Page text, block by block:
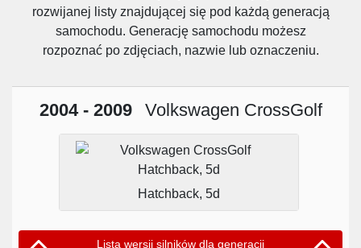
rozwijanej listy znajdującej się pod każdą generacją
samochodu. Generację samochodu możesz
rozpoznać po zdjęciach, nazwie lub oznaczeniu.
2004 - 2009 Volkswagen CrossGolf
Hatchback, 5d
Lista wersji silników dla generacji